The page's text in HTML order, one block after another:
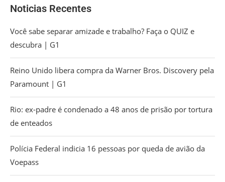
Noticias Recentes
Você sabe separar amizade e trabalho? Faça o QUIZ e
descubra | G1
Reino Unido libera compra da Warner Bros. Discovery pela
Paramount | G1
Rio: ex-padre é condenado a 48 anos de prisão por tortura
de enteados
Polícia Federal indicia 16 pessoas por queda de avião da
Voepass